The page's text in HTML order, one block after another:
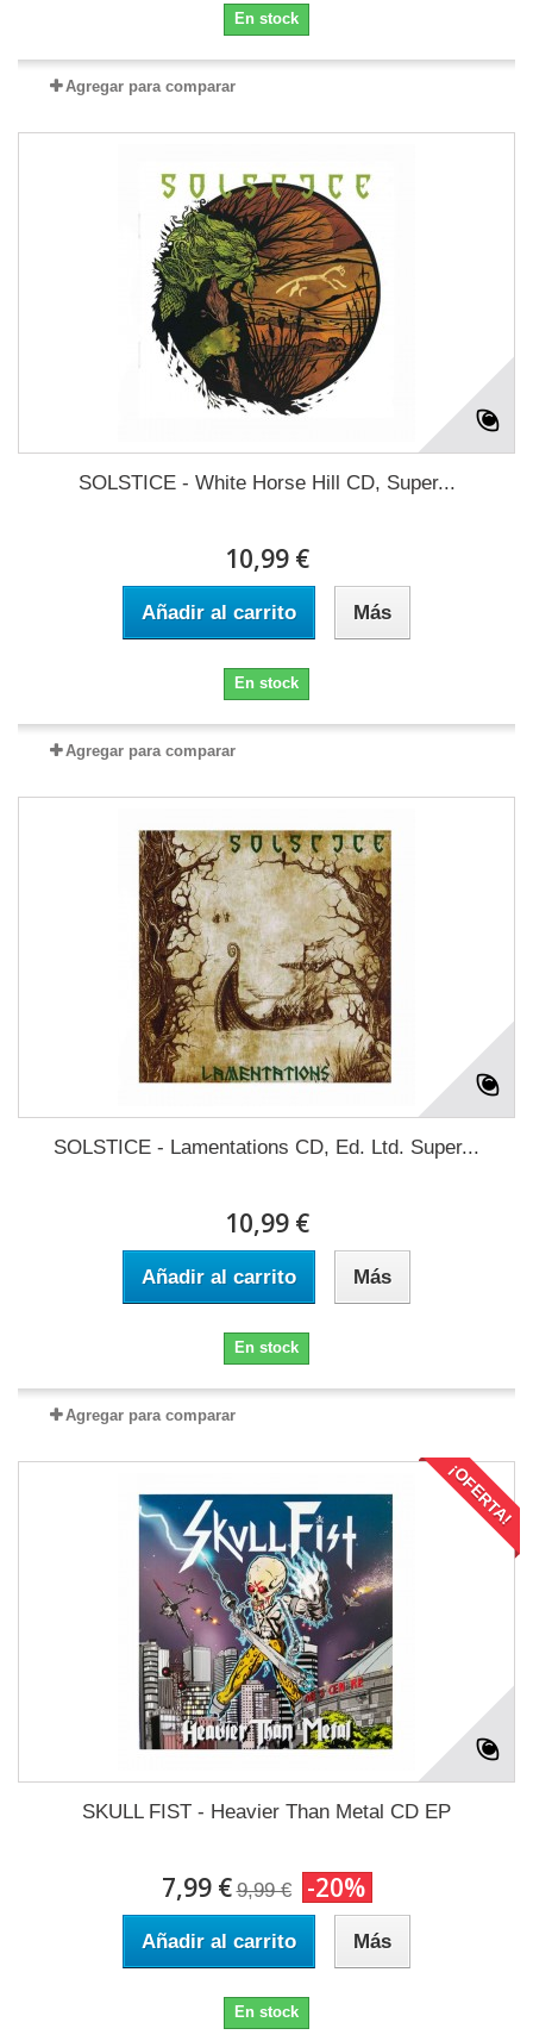
En stock
Agregar para comparar
SOLSTICE - White Horse Hill CD, Super...
10,99 €
Añadir al carrito Más
En stock
Agregar para comparar
SOLSTICE - Lamentations CD, Ed. Ltd. Super...
10,99 €
Añadir al carrito Más
En stock
Agregar para comparar
¡OFERTA!
SKULL FIST - Heavier Than Metal CD EP
7,99 € 9,99 € -20%
Añadir al carrito Más
En stock